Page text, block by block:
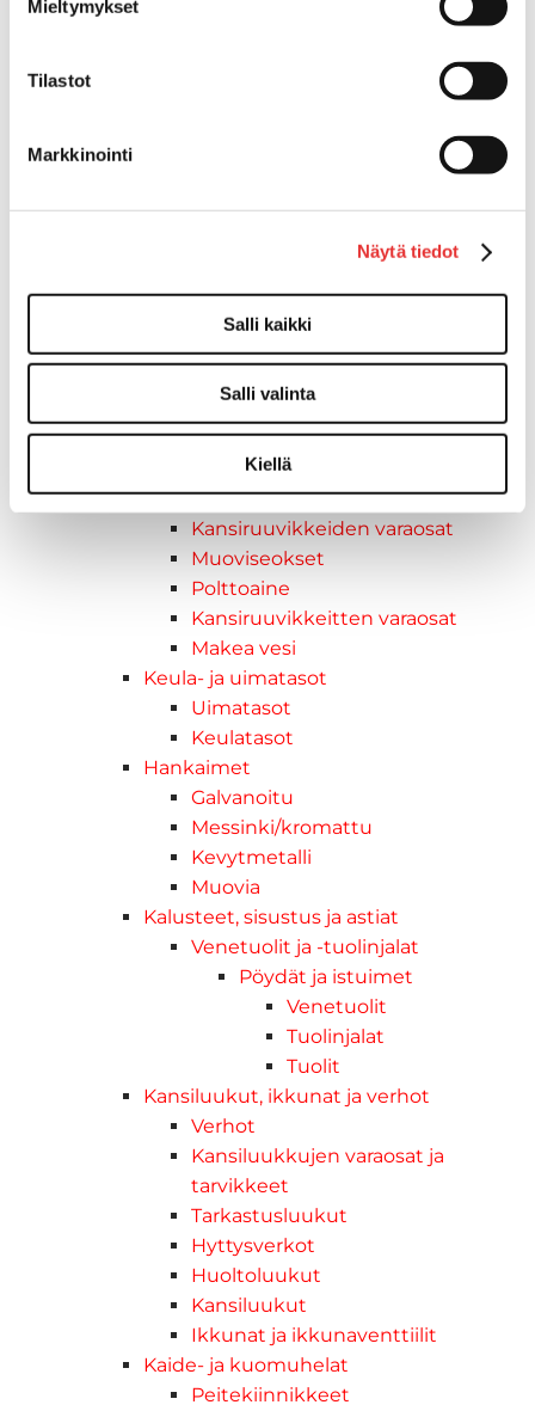
Mieltymykset
Tilastot
Markkinointi
Näytä tiedot
Salli kaikki
Salli valinta
Kiellä
Kuljetusramppien tarvikkeet
Pollarit
Knaapit
Trailerikoukut
Vetourat
Kansiruuvikkeet
Jätevesi
Kansiruuvikkeiden varaosat
Muoviseokset
Polttoaine
Kansiruuvikkeitten varaosat
Makea vesi
Keula- ja uimatasot
Uimatasot
Keulatasot
Hankaimet
Galvanoitu
Messinki/kromattu
Kevytmetalli
Muovia
Kalusteet, sisustus ja astiat
Venetuolit ja -tuolinjalat
Pöydät ja istuimet
Venetuolit
Tuolinjalat
Tuolit
Kansiluukut, ikkunat ja verhot
Verhot
Kansiluukkujen varaosat ja
tarvikkeet
Tarkastusluukut
Hyttysverkot
Huoltoluukut
Kansiluukut
Ikkunat ja ikkunaventtiilit
Kaide- ja kuomuhelat
Peitekiinnikkeet